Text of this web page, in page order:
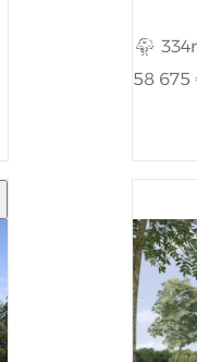
58 675